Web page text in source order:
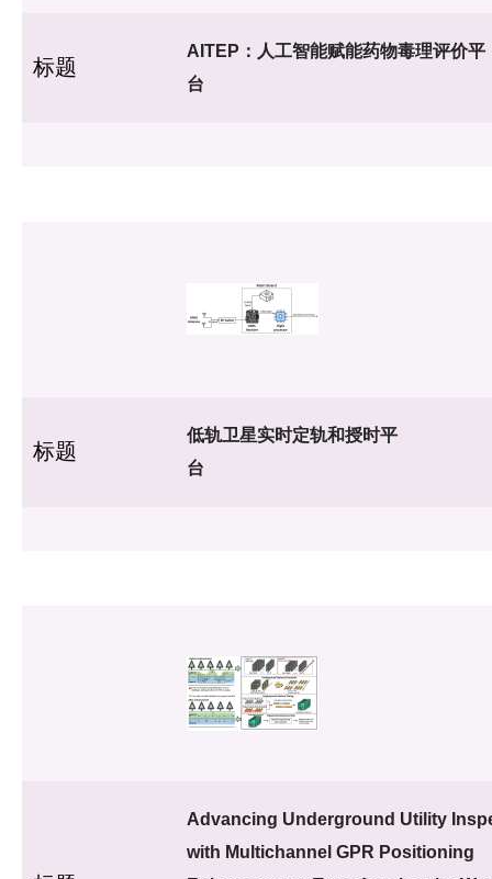
标题
AITEP：人工智能赋能药物毒理评价平
台
标题
低轨卫星实时定轨和授时平
台
Advancing Underground Utility
with Multichannel GPR Positioning